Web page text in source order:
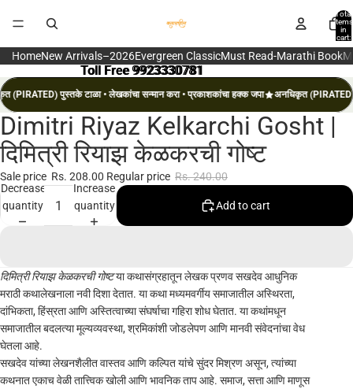
Total
items
in
cart:
HomeNew Arrivals–2026Evergreen ClassicMust Read-Marathi Book
Toll Free 9923330781
Toll Free 9923330781
(PIRATED) पुस्तके टाळा • लेखकांचा सन्मान करा • प्रकाशकांचा हक्क जपा अनधिकृत (PIRATED)
Open
image
in
full
screen
Dimitri Riyaz Kelkarchi Gosht |
दिमित्री रियाझ केळकरची गोष्ट
Sale price Rs. 208.00 Regular price Rs. 240.00
Decrease
quantity
Increase
quantity
Add to cart
दिमित्री रियाझ केळकरची गोष्टया कथासंग्रहातून लेखक प्रणव सखदेव आधुनिक
मराठी कथालेखनाला नवी दिशा देतात. या कथा मध्यमवर्गीय समाजातील अस्थिरता,
दांभिकता, हिंस्रता आणि अस्तित्वाच्या संघर्षाचा गहिरा शोध घेतात. या कथांमधून
समाजातील बदलत्या मूल्यव्यवस्था, श्रमिकांशी जोडलेपण आणि मानवी संवेदनांचा वेध
घेतला आहे.
सखदेव यांच्या लेखनशैलीत वास्तव आणि कल्पित यांचे सुंदर मिश्रण असून, त्यांच्या
कथनात एकाच वेळी तात्त्विक खोली आणि भावनिक ताप आहे. समाज, सत्ता आणि माणूस